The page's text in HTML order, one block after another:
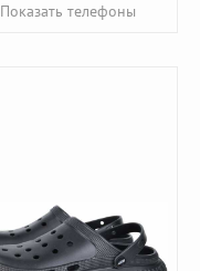
Показать телефоны